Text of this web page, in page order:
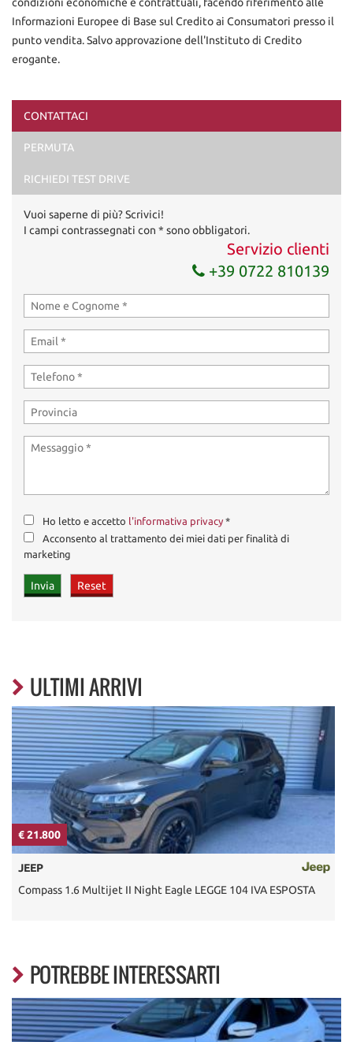
Ho letto e accettol'informativa privacy*
Acconsento al trattamento dei miei dati per finalità di
Invia la tua richiesta
Informazioni Europee di Base sul Credito ai Consumatori presso il
punto vendita. Salvo approvazione dell'Instituto di Credito
erogante.
CONTATTACI
PERMUTA
RICHIEDI TEST DRIVE
Vuoi saperne di più? Scrivici!
I campi contrassegnati con * sono obbligatori.
Servizio clienti
+39 0722 810139
Ho letto e accetto l'informativa privacy *
Acconsento al trattamento dei miei dati per finalità di
marketing
ULTIMI ARRIVI
€ 21.800
JEEP
Compass 1.6 Multijet II Night Eagle LEGGE 104 IVA ESPOSTA
POTREBBE INTERESSARTI